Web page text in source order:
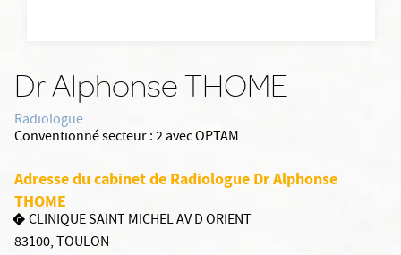
Dr Alphonse THOME
Radiologue
Conventionné secteur :2 avec OPTAM
Adresse du cabinet de Radiologue Dr Alphonse
THOME
CLINIQUE SAINT MICHEL AV D ORIENT
83100,TOULON